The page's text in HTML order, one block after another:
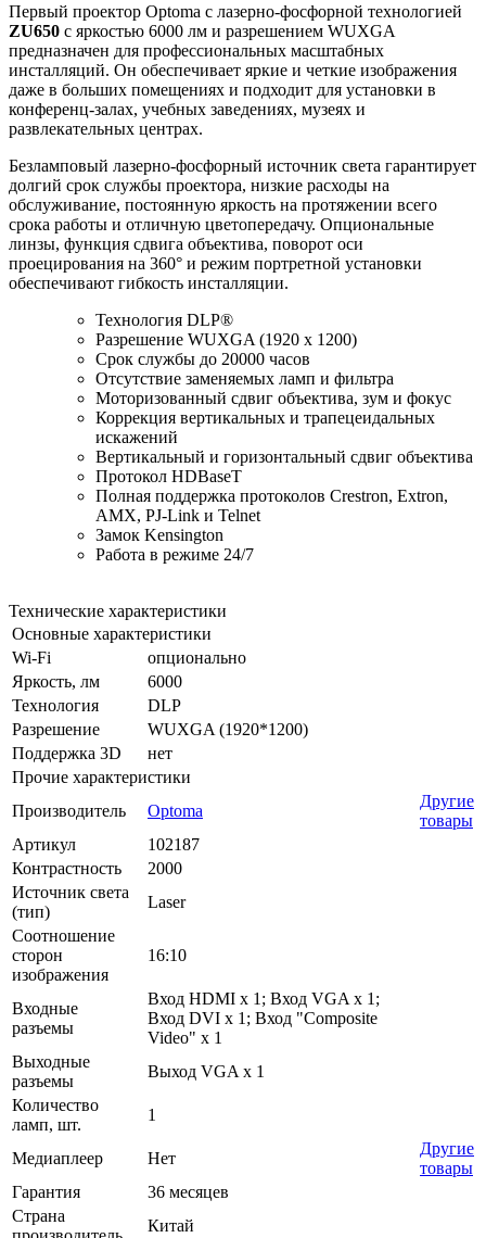
Первый проектор Optoma с лазерно-фосфорной технологией
ZU650 с яркостью 6000 лм и разрешением WUXGA
предназначен для профессиональных масштабных
инсталляций. Он обеспечивает яркие и четкие изображения
даже в больших помещениях и подходит для установки в
конференц-залах, учебных заведениях, музеях и
развлекательных центрах.
Безламповый лазерно-фосфорный источник света гарантирует
долгий срок службы проектора, низкие расходы на
обслуживание, постоянную яркость на протяжении всего
срока работы и отличную цветопередачу. Опциональные
линзы, функция сдвига объектива, поворот оси
проецирования на 360° и режим портретной установки
обеспечивают гибкость инсталляции.
Технология DLP®
Разрешение WUXGA (1920 x 1200)
Срок службы до 20000 часов
Отсутствие заменяемых ламп и фильтра
Моторизованный сдвиг объектива, зум и фокус
Коррекция вертикальных и трапецеидальных
искажений
Вертикальный и горизонтальный сдвиг объектива
Протокол HDBaseT
Полная поддержка протоколов Crestron, Extron,
AMX, PJ-Link и Telnet
Замок Kensington
Работа в режиме 24/7
Технические характеристики
Основные характеристики
Wi-Fi
опционально
Яркость, лм
6000
Технология
DLP
Разрешение
WUXGA (1920*1200)
Поддержка 3D
нет
Прочие характеристики
Производитель
Optoma
Другие
товары
Артикул
102187
Контрастность
2000
Источник света
(тип)
Laser
Соотношение
сторон
изображения
16:10
Входные
разъемы
Вход HDMI х 1; Вход VGA х 1;
Вход DVI х 1; Вход "Composite
Video" х 1
Выходные
разъемы
Выход VGA х 1
Количество
ламп, шт.
1
Медиаплеер Нет
Другие
товары
Гарантия
36 месяцев
Страна
Китай